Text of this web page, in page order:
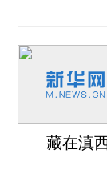
藏在滇